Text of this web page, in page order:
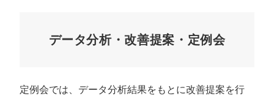
データ分析・改善提案・定例会
定例会では、データ分析結果をもとに改善提案を行